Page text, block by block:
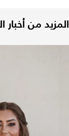
المزيد من أخبار